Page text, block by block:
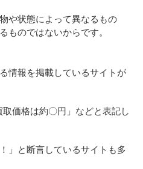
や状態によって異なるもの
ものではないからです。
情報を掲載しているサイトが
価格は約〇円」などと表記し
」と断言しているサイトも多